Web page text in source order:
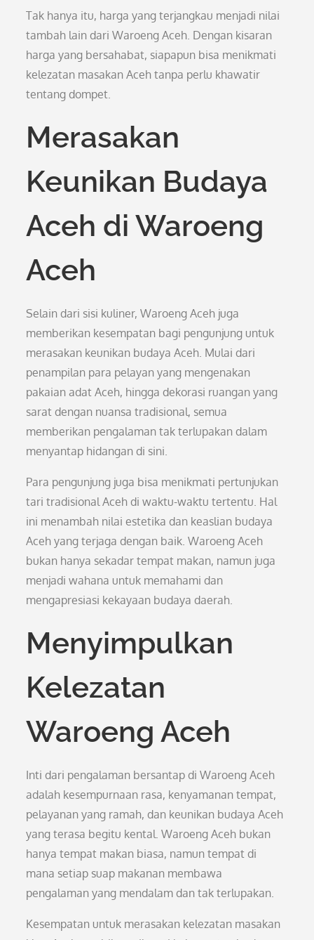
Tak hanya itu, harga yang terjangkau menjadi nilai
tambah lain dari Waroeng Aceh. Dengan kisaran
harga yang bersahabat, siapapun bisa menikmati
kelezatan masakan Aceh tanpa perlu khawatir
tentang dompet.
Merasakan
Keunikan Budaya
Aceh di Waroeng
Aceh
Selain dari sisi kuliner, Waroeng Aceh juga
memberikan kesempatan bagi pengunjung untuk
merasakan keunikan budaya Aceh. Mulai dari
penampilan para pelayan yang mengenakan
pakaian adat Aceh, hingga dekorasi ruangan yang
sarat dengan nuansa tradisional, semua
memberikan pengalaman tak terlupakan dalam
menyantap hidangan di sini.
Para pengunjung juga bisa menikmati pertunjukan
tari tradisional Aceh di waktu-waktu tertentu. Hal
ini menambah nilai estetika dan keaslian budaya
Aceh yang terjaga dengan baik. Waroeng Aceh
bukan hanya sekadar tempat makan, namun juga
menjadi wahana untuk memahami dan
mengapresiasi kekayaan budaya daerah.
Menyimpulkan
Kelezatan
Waroeng Aceh
Inti dari pengalaman bersantap di Waroeng Aceh
adalah kesempurnaan rasa, kenyamanan tempat,
pelayanan yang ramah, dan keunikan budaya Aceh
yang terasa begitu kental. Waroeng Aceh bukan
hanya tempat makan biasa, namun tempat di
mana setiap suap makanan membawa
pengalaman yang mendalam dan tak terlupakan.
Kesempatan untuk merasakan kelezatan masakan